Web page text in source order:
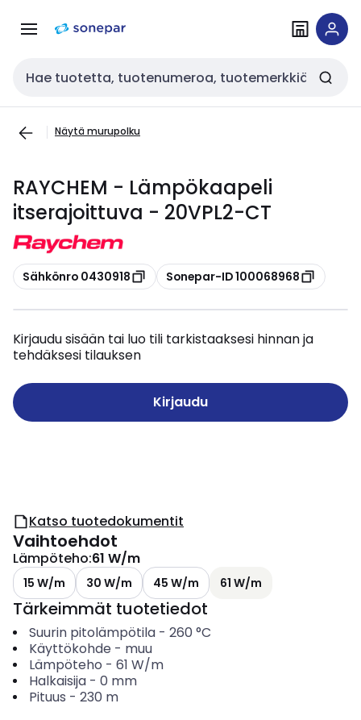
navigointiinsisältöön
Haku
Näytä murupolku
RAYCHEM - Lämpökaapeli
itserajoittuva - 20VPL2-CT
Kopioi
Sähkönro 0430918 Kopioi
Sonepar-ID 100068968
Kirjaudu sisään tai luo tili tarkistaaksesi hinnan ja
tehdäksesi tilauksen
Kirjaudu
Katso tuotedokumentit
Vaihtoehdot
Lämpöteho:61 W/m
15 W/m 30 W/m 45 W/m 61 W/m
Tärkeimmät tuotetiedot
Suurin pitolämpötila- 260 °C
Käyttökohde - muu
Lämpöteho - 61 W/m
Halkaisija- 0 mm
Pituus - 230 m